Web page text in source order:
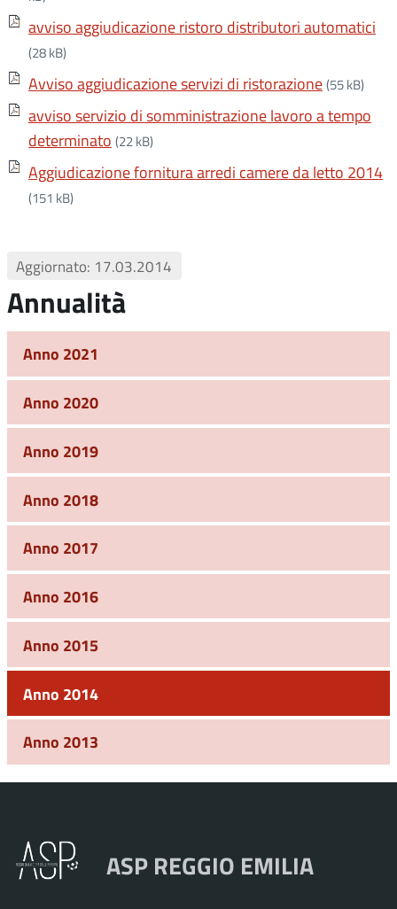
avviso aggiudicazione ristoro distributori automatici
(28 kB)
Avviso aggiudicazione servizi di ristorazione(55 kB)
avviso servizio di somministrazione lavoro a tempo
determinato (22 kB)
Aggiudicazione fornitura arredi camere da letto 2014
(151 kB)
Aggiornato: 17.03.2014
Annualità
Anno 2021
Anno 2020
Anno 2019
Anno 2018
Anno 2017
Anno 2016
Anno 2015
Anno 2014
Anno 2013
ASP REGGIO EMILIA